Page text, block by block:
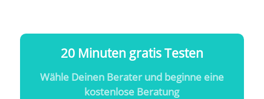
20 Minuten gratis Testen
Wähle Deinen Berater und beginne eine
kostenlose Beratung